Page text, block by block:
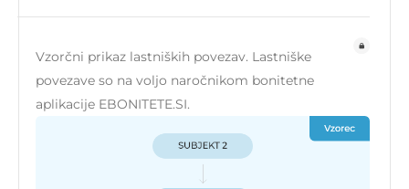
Vzorčni prikaz lastniških povezav. Lastniške
povezave so na voljo naročnikom bonitetne
aplikacije EBONITETE.SI.